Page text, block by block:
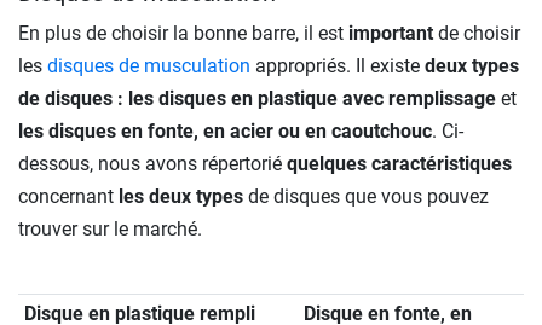
En plus de choisir la bonne barre, il est important de choisir
les disques de musculation appropriés. Il existe deux types
de disques : les disques en plastique avec remplissage et
les disques en fonte, en acier ou en caoutchouc. Ci-
dessous, nous avons répertorié quelques caractéristiques
concernant les deux types de disques que vous pouvez
trouver sur le marché.
Disque en plastique rempli
Disque en fonte, en